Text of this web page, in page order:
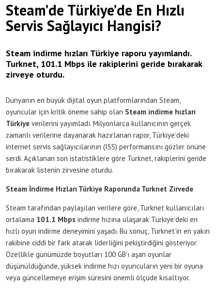
Steam’de Türkiye’de En Hızlı
Servis Sağlayıcı Hangisi?
Steam indirme hızları Türkiye raporu yayımlandı.
Turknet, 101.1 Mbps ile rakiplerini geride bırakarak
zirveye oturdu.
Dünyanın en büyük dijital oyun platformlarından Steam,
oyuncular için kritik öneme sahip olan Steam indirme hızları
Türkiye verilerini yayımladı. Milyonlarca kullanıcının gerçek
zamanlı verilerine dayanarak hazırlanan rapor, Türkiye’deki
internet servis sağlayıcılarının (ISS) performansını gözler önüne
serdi. Açıklanan son istatistiklere göre Turknet, rakiplerini geride
bırakarak listenin zirvesine oturdu.
Steam İndirme Hızları Türkiye Raporunda Turknet Zirvede
Steam tarafından paylaşılan verilere göre, Turknet kullanıcıları
ortalama 101.1 Mbps indirme hızına ulaşarak Türkiye’deki en
hızlı oyun indirme deneyimini yaşadı. Bu sonuç, Turknet’in en yakın
rakibine ciddi bir fark atarak liderliğini pekiştirdiğini gösteriyor.
Özellikle günümüzde boyutları 100 GB’ı aşan oyunlar
düşünüldüğünde, yüksek indirme hızı oyuncuların yeni bir oyuna
veya güncellemeye erişim süresini önemli ölçüde kısaltıyor.